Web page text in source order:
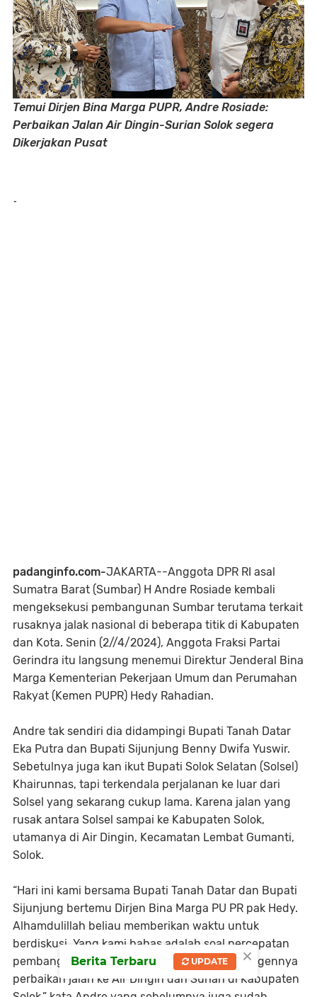
Temui Dirjen Bina Marga PUPR, Andre Rosiade:
Perbaikan Jalan Air Dingin-Surian Solok segera
Dikerjakan Pusat
-
padanginfo.com-JAKARTA--Anggota DPR RI asal
Sumatra Barat (Sumbar) H Andre Rosiade kembali
mengeksekusi pembangunan Sumbar terutama terkait
rusaknya jalak nasional di beberapa titik di Kabupaten
dan Kota. Senin (2//4/2024), Anggota Fraksi Partai
Gerindra itu langsung menemui Direktur Jenderal Bina
Marga Kementerian Pekerjaan Umum dan Perumahan
Rakyat (Kemen PUPR) Hedy Rahadian.
Andre tak sendiri dia didampingi Bupati Tanah Datar
Eka Putra dan Bupati Sijunjung Benny Dwifa Yuswir.
Sebetulnya juga kan ikut Bupati Solok Selatan (Solsel)
Khairunnas, tapi terkendala perjalanan ke luar dari
Solsel yang sekarang cukup lama. Karena jalan yang
rusak antara Solsel sampai ke Kabupaten Solok,
utamanya di Air Dingin, Kecamatan Lembat Gumanti,
Solok.
“Hari ini kami bersama Bupati Tanah Datar dan Bupati
Sijunjung bertemu Dirjen Bina Marga PU PR pak Hedy.
Alhamdulillah beliau memberikan waktu untuk
berdiskusi. Yang kami bahas adalah soal percepatan
pembangunan di Sumbar. Termasuk sangat urgennya
perbaikan jalan ke Air Dingin dan Surian di Kabupaten
×
Berita Terbaru UPDATE